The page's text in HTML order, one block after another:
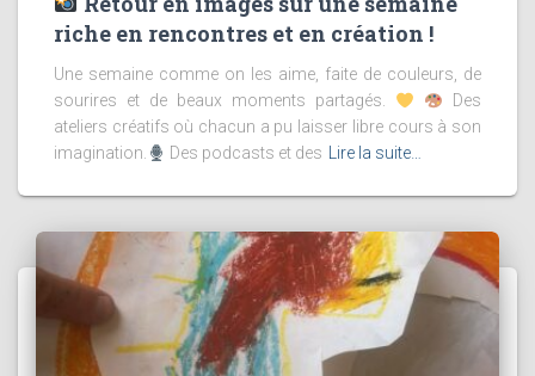
riche en rencontres et en création !
Une semaine comme on les aime, faite de couleurs, de
sourires et de beaux moments partagés.
Des
ateliers créatifs où chacun a pu laisser libre cours à son
imagination.
Des podcasts et des Lire la suite…